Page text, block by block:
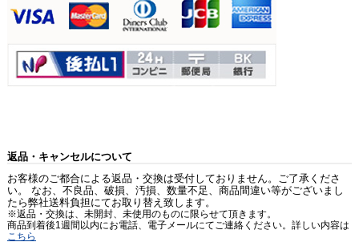
返品・キャンセルについて
お客様のご都合による返品・交換は受付しておりません。ご了承くださ
い。 なお、不良品、破損、汚損、数量不足、商品間違い等がございまし
たら弊社送料負担にてお取り替え致します。
※返品・交換は、未開封、未使用のものに限らせて頂きます。
商品到着後1週間以内にお電話、電子メールにてご連絡ください。詳しい内容は
こちら